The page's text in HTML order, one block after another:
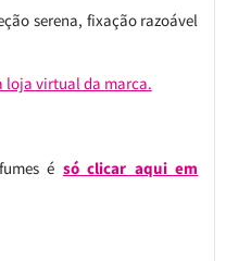
serena, fixação razoável
loja virtual da marca.
é só clicar aqui em